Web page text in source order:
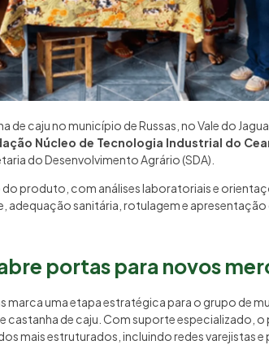
de caju no município de Russas, no Vale do
Núcleo de Tecnologia Industrial do
do Desenvolvimento Agrário (SDA).
produto, com análises laboratoriais e
adequação sanitária, rotulagem e apresentação
portas para novos
uma etapa estratégica para o grupo de
castanha de caju. Com suporte especializado,
mais estruturados, incluindo redes varejistas e